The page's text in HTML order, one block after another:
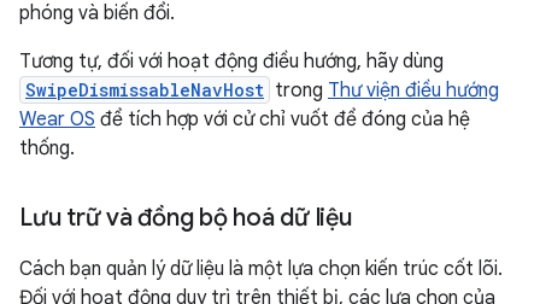
phóng và biến đổi.
Tương tự, đối với hoạt động điều hướng, hãy dùng
SwipeDismissableNavHost trong Thư viện điều hướng
Wear OS để tích hợp với cử chỉ vuốt để đóng của hệ
thống.
Lưu trữ và đồng bộ hoá dữ liệu
Cách bạn quản lý dữ liệu là một lựa chọn kiến trúc cốt lõi.
Đối với hoạt động duy trì trên thiết bị, các lựa chọn của